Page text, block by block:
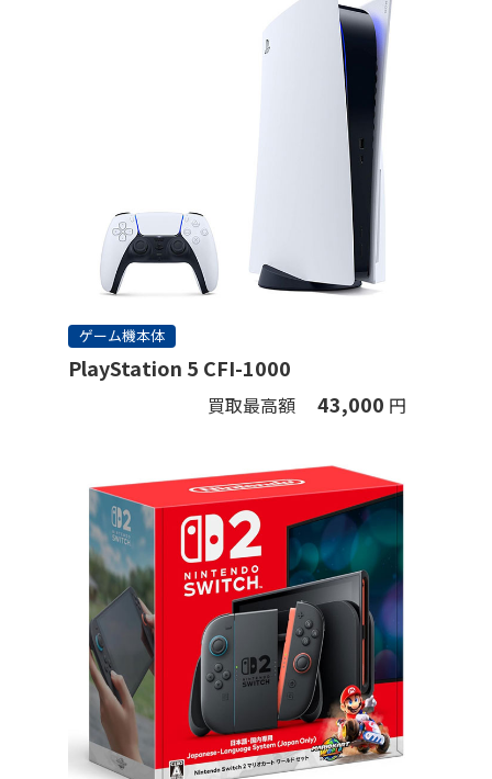
ゲーム機本体
PlayStation 5 CFI-1000
買取最高額 43,000 円